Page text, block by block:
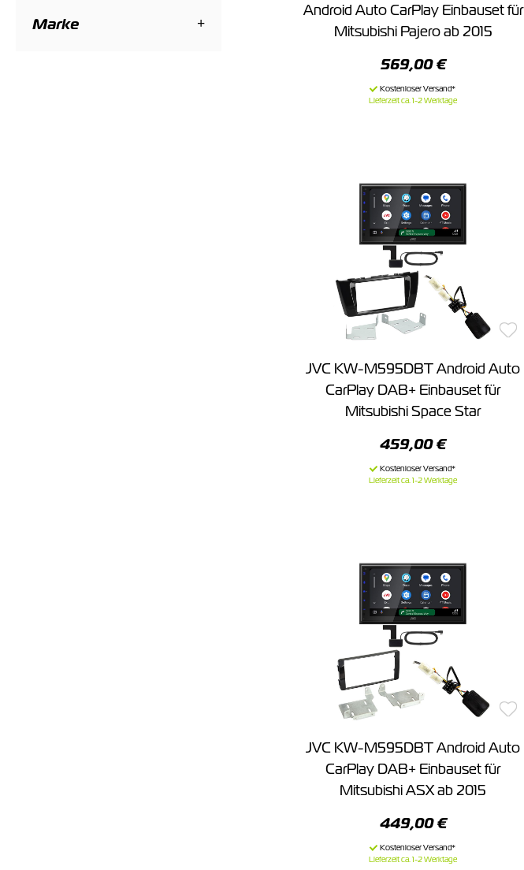
Marke
Android Auto CarPlay Einbauset für
Mitsubishi Pajero ab 2015
569,00 €
Lieferzeit ca. 1-2 Werktage
JVC KW-M595DBT Android Auto
CarPlay DAB+ Einbauset für
Mitsubishi Space Star
459,00 €
Lieferzeit ca. 1-2 Werktage
JVC KW-M595DBT Android Auto
CarPlay DAB+ Einbauset für
Mitsubishi ASX ab 2015
449,00 €
Lieferzeit ca. 1-2 Werktage